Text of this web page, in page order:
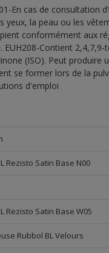
En cas de consultation
yeux, la peau ou les
conformément aux
Contient
(ISO). Peut produire
se former lors de la
d'emploi
Rezisto Satin Base N00
Rezisto Satin Base W05
Rubbol BL Velours